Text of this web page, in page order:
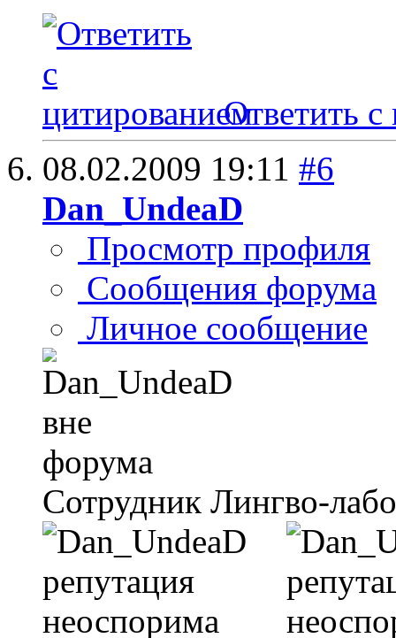
Ответить с
08.02.2009 19:11 #6
Dan_UndeaD
Просмотр профиля
Сообщения форума
Личное сообщение
Сотрудник Лингво-